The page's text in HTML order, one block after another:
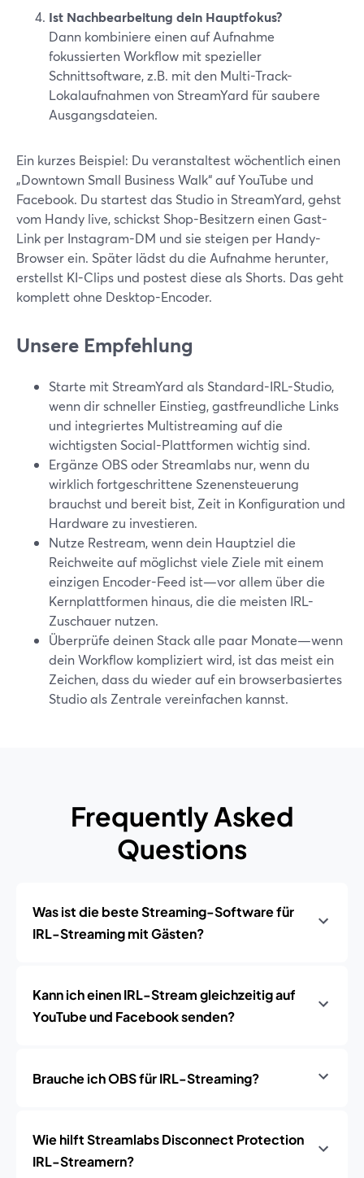
Ist Nachbearbeitung dein Hauptfokus?
Dann kombiniere einen auf Aufnahme
fokussierten Workflow mit spezieller
Schnittsoftware, z.B. mit den Multi-Track-
Lokalaufnahmen von StreamYard für saubere
Ausgangsdateien.
Ein kurzes Beispiel: Du veranstaltest wöchentlich einen
„Downtown Small Business Walk“ auf YouTube und
Facebook. Du startest das Studio in StreamYard, gehst
vom Handy live, schickst Shop-Besitzern einen Gast-
Link per Instagram-DM und sie steigen per Handy-
Browser ein. Später lädst du die Aufnahme herunter,
erstellst KI-Clips und postest diese als Shorts. Das geht
komplett ohne Desktop-Encoder.
Unsere Empfehlung
Starte mit StreamYard als Standard-IRL-Studio,
wenn dir schneller Einstieg, gastfreundliche Links
und integriertes Multistreaming auf die
wichtigsten Social-Plattformen wichtig sind.
Ergänze OBS oder Streamlabs nur, wenn du
wirklich fortgeschrittene Szenensteuerung
brauchst und bereit bist, Zeit in Konfiguration und
Hardware zu investieren.
Nutze Restream, wenn dein Hauptziel die
Reichweite auf möglichst viele Ziele mit einem
einzigen Encoder-Feed ist—vor allem über die
Kernplattformen hinaus, die die meisten IRL-
Zuschauer nutzen.
Überprüfe deinen Stack alle paar Monate—wenn
dein Workflow kompliziert wird, ist das meist ein
Zeichen, dass du wieder auf ein browserbasiertes
Studio als Zentrale vereinfachen kannst.
Frequently Asked
Questions
Was ist die beste Streaming-Software für
IRL-Streaming mit Gästen?
Kann ich einen IRL-Stream gleichzeitig auf
YouTube und Facebook senden?
Brauche ich OBS für IRL-Streaming?
Wie hilft Streamlabs Disconnect Protection
IRL-Streamern?